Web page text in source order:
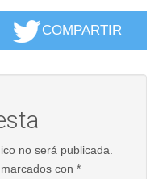
COMPARTIR
no será publicada.
con *